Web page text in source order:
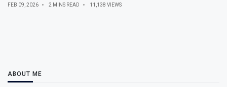
FEB 09, 2026 2 MINS READ 11,138 VIEWS
ABOUT ME